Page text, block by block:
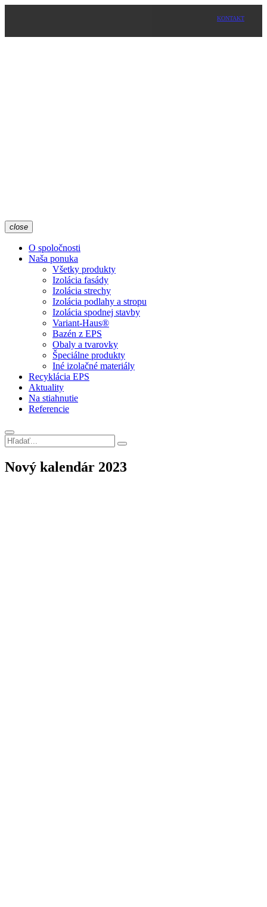
KONTAKT
close
O spoločnosti
Naša ponuka
Všetky produkty
Izolácia fasády
Izolácia strechy
Izolácia podlahy a stropu
Izolácia spodnej stavby
Variant-Haus®
Bazén z EPS
Obaly a tvarovky
Špeciálne produkty
Iné izolačné materiály
Recyklácia EPS
Aktuality
Na stiahnutie
Referencie
Nový kalendár 2023